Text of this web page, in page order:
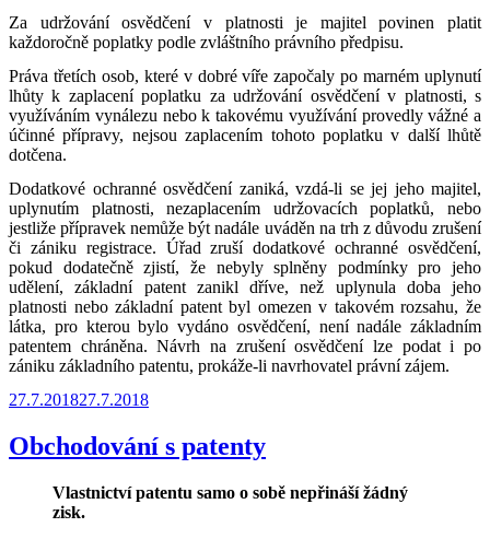
Za udržování osvědčení v platnosti je majitel povinen platit
každoročně poplatky podle zvláštního právního předpisu.
Práva třetích osob, které v dobré víře započaly po marném uplynutí
lhůty k zaplacení poplatku za udržování osvědčení v platnosti, s
využíváním vynálezu nebo k takovému využívání provedly vážné a
účinné přípravy, nejsou zaplacením tohoto poplatku v další lhůtě
dotčena.
Dodatkové ochranné osvědčení zaniká, vzdá-li se jej jeho majitel,
uplynutím platnosti, nezaplacením udržovacích poplatků, nebo
jestliže přípravek nemůže být nadále uváděn na trh z důvodu zrušení
či zániku registrace. Úřad zruší dodatkové ochranné osvědčení,
pokud dodatečně zjistí, že nebyly splněny podmínky pro jeho
udělení, základní patent zanikl dříve, než uplynula doba jeho
platnosti nebo základní patent byl omezen v takovém rozsahu, že
látka, pro kterou bylo vydáno osvědčení, není nadále základním
patentem chráněna. Návrh na zrušení osvědčení lze podat i po
zániku základního patentu, prokáže-li navrhovatel právní zájem.
Publikováno
27.7.201827.7.2018
Obchodování s patenty
Vlastnictví patentu samo o sobě nepřináší žádný
zisk.